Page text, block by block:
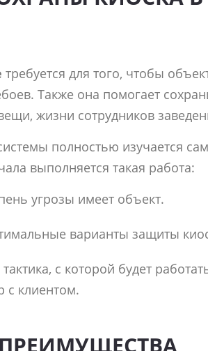
требуется для того, чтобы
Также она помогает
жизни сотрудников
полностью изучается
выполняется такая работа:
угрозы имеет объект.
варианты защиты
с которой будет
с клиентом.